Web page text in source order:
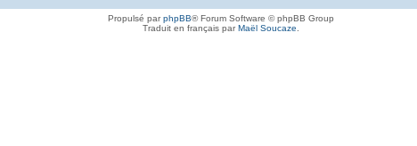
Propulsé parphpBB® Forum Software © phpBB Group
Traduit en français parMaël Soucaze